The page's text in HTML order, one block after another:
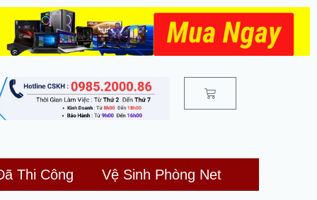
Cart
Thi Công Vệ Sinh Phòng Net